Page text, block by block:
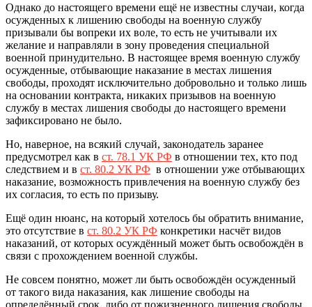
Однако до настоящего времени ещё не известны случаи, когда
осужденных к лишению свободы на военную службу
призывали бы вопреки их воле, то есть не учитывали их
желание и направляли в зону проведения специальной
военной принудительно. В настоящее время военную службу
осужденные, отбывающие наказание в местах лишения
свободы, проходят исключительно добровольно и только лишь
на основании контракта, никаких призывов на военную
службу в местах лишения свободы до настоящего времени
зафиксировано не было.
Но, наверное, на всякий случай, законодатель заранее
предусмотрел как в ст. 78.1 УК РФ в отношении тех, кто под
следствием и в ст. 80.2 УК РФ в отношении уже отбывающих
наказание, возможность привлечения на военную службу без
их согласия, то есть по призыву.
Ещё один нюанс, на который хотелось бы обратить внимание,
это отсутствие в ст. 80.2 УК РФ конкретики насчёт видов
наказаний, от которых осуждённый может быть освобождён в
связи с прохождением военной службы.
Не совсем понятно, может ли быть освобождён осужденный
от такого вида наказания, как лишение свободы на
определённый срок, либо от пожизненного лишения свободы.